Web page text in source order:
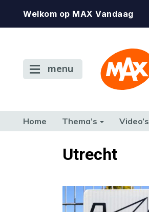
Welkom op MAX Vandaag
menu
Home Thema’s Video’s
TERUG NAAR TOENUtrecht